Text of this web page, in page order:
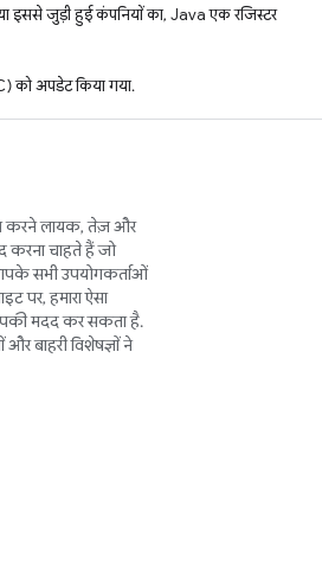
जुड़ी हुई कंपनियों का, Java एक रजिस्टर
को अपडेट किया गया.
करने लायक, तेज़ और
करना चाहते हैं जो
सभी उपयोगकर्ताओं
पर, हमारा ऐसा
मदद कर सकता है.
बाहरी विशेषज्ञों ने